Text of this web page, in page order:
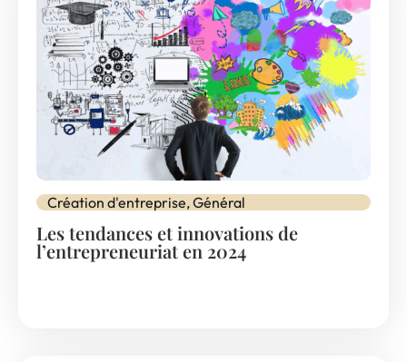
Création d'entreprise,Général
Les tendances et innovations de
l’entrepreneuriat en 2024